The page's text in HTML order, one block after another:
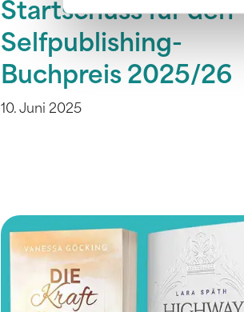
Startschuss für den
Selfpublishing-
Buchpreis 2025/26
10. Juni 2025